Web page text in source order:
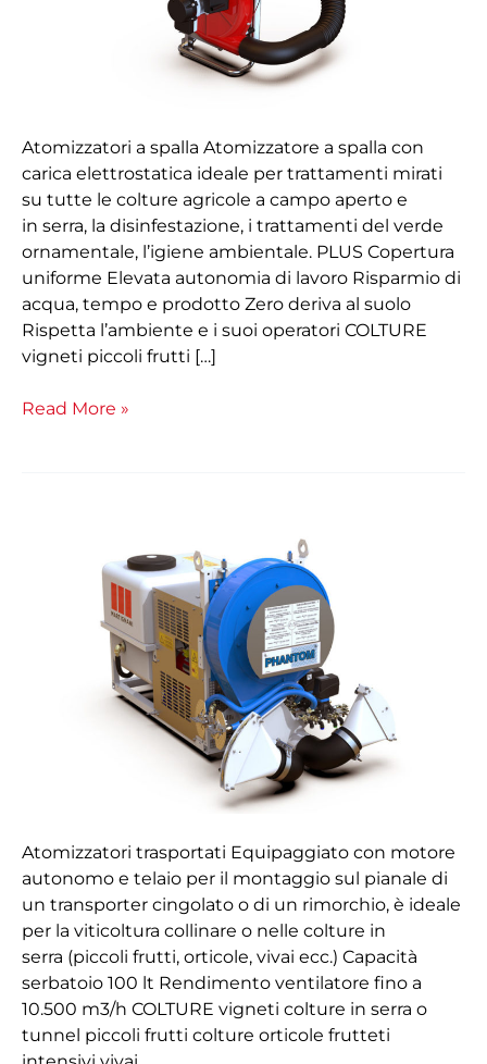
Atomizzatori a spalla Atomizzatore a spalla con
carica elettrostatica ideale per trattamenti mirati
su tutte le colture agricole a campo aperto e
in serra, la disinfestazione, i trattamenti del verde
ornamentale, l’igiene ambientale. PLUS Copertura
uniforme Elevata autonomia di lavoro Risparmio di
acqua, tempo e prodotto Zero deriva al suolo
Rispetta l’ambiente e i suoi operatori COLTURE
vigneti piccoli frutti […]
Read More »
Atomizzatori trasportati Equipaggiato con motore
autonomo e telaio per il montaggio sul pianale di
un transporter cingolato o di un rimorchio, è ideale
per la viticoltura collinare o nelle colture in
serra (piccoli frutti, orticole, vivai ecc.) Capacità
serbatoio 100 lt Rendimento ventilatore fino a
10.500 m3/h COLTURE vigneti colture in serra o
tunnel piccoli frutti colture orticole frutteti